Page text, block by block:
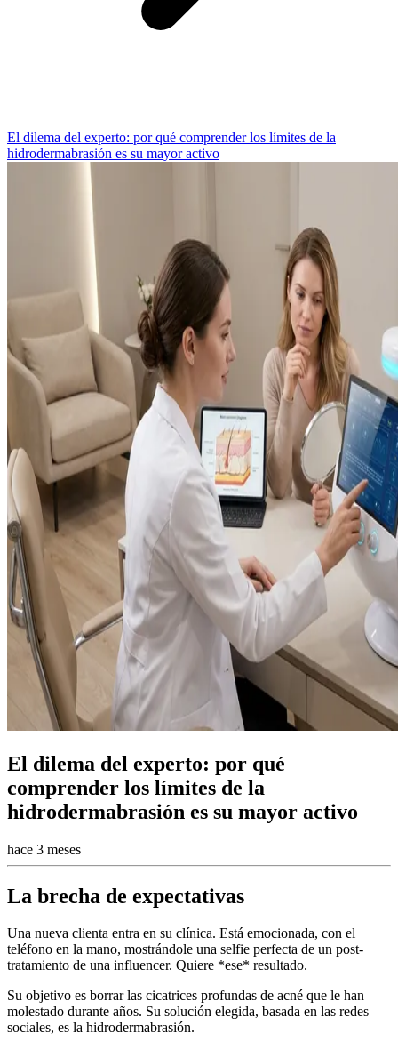
El dilema del experto: por qué comprender los límites de la
hidrodermabrasión es su mayor activo
El dilema del experto: por qué
comprender los límites de la
hidrodermabrasión es su mayor activo
hace 3 meses
La brecha de expectativas
Una nueva clienta entra en su clínica. Está emocionada, con el
teléfono en la mano, mostrándole una selfie perfecta de un post-
tratamiento de una influencer. Quiere *ese* resultado.
Su objetivo es borrar las cicatrices profundas de acné que le han
molestado durante años. Su solución elegida, basada en las redes
sociales, es la hidrodermabrasión.